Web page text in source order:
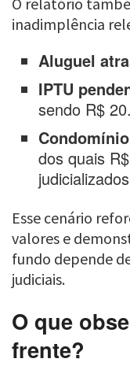
inadimplência
Aluguel
IPTU
sendo R$
dos quais
Esse cenário
valores e
fundo depende
judiciais.
O que
frente?